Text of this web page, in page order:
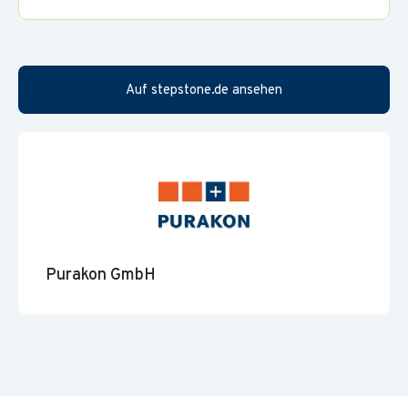
Volleyballveranstaltungen
Umkleide und Duschen für unsere Fahrradfahrer/innen
Kostenfreies Wasser, Kaffee, Tee
Auf stepstone.de ansehen
Purakon GmbH